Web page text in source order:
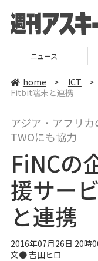
ニュース
home > ICT >
Fitbit端末と連携
アジア・アフリ
TWOにも協力
FiNCの
援サー
と連携
2016年07月26日 20時
文● 吉田ヒロ